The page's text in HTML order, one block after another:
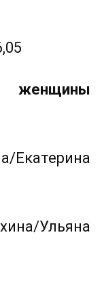
Ульяна